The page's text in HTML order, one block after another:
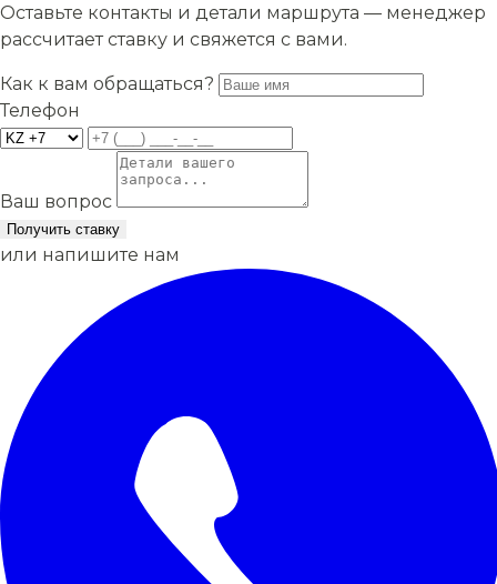
Оставьте контакты и детали маршрута — менеджер
рассчитает ставку и свяжется с вами.
Как к вам обращаться?
Телефон
Ваш вопрос
Получить ставку
или напишите нам